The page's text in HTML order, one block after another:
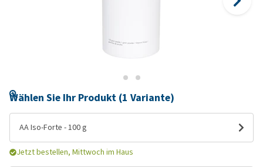
Wählen Sie Ihr Produkt (1 Variante)
AA Iso-Forte - 100 g
Jetzt bestellen, Mittwoch im Haus